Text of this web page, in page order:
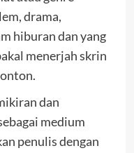
drama,
hiburan dan yang
menerjah skrin
dan
medium
penulis dengan